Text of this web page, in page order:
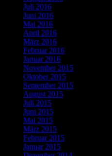
Juli 2016
Juni 2016
Mai 2016
April 2016
März 2016
Februar 2016
Januar 2016
November 2015
Oktober 2015
September 2015
August 2015
Juli 2015
Juni 2015
Mai 2015
März 2015
Februar 2015
Januar 2015